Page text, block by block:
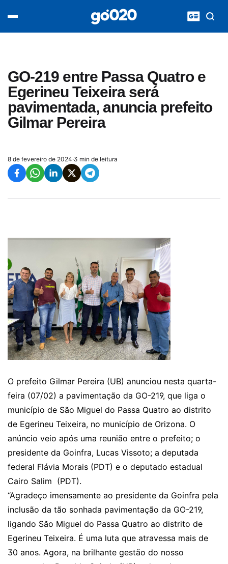
GO-219 entre Passa Quatro e
Egerineu Teixeira será
pavimentada, anuncia prefeito
Gilmar Pereira
8 de fevereiro de 2024·3 min de leitura
O prefeito Gilmar Pereira (UB) anunciou nesta quarta-
feira (07/02) a pavimentação da GO-219, que liga o
município de São Miguel do Passa Quatro ao distrito
de Egerineu Teixeira, no município de Orizona. O
anúncio veio após uma reunião entre o prefeito; o
presidente da Goinfra, Lucas Vissoto; a deputada
federal Flávia Morais (PDT) e o deputado estadual
Cairo Salim (PDT).
“Agradeço imensamente ao presidente da Goinfra pela
inclusão da tão sonhada pavimentação da GO-219,
ligando São Miguel do Passa Quatro ao distrito de
Egerineu Teixeira. É uma luta que atravessa mais de
30 anos. Agora, na brilhante gestão do nosso
acontece agora
entretenimento
vídeos
pod020